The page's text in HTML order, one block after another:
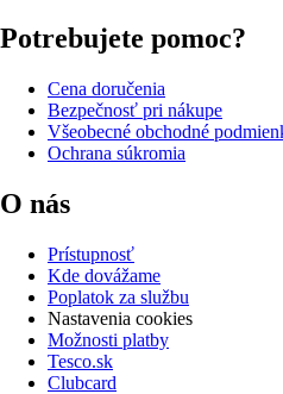
Potrebujete pomoc?
Cena doručenia
Bezpečnosť pri nákupe
Všeobecné obchodné
Ochrana súkromia
O nás
Prístupnosť
Kde dovážame
Poplatok za službu
Nastavenia cookies
Možnosti platby
Tesco.sk
Clubcard